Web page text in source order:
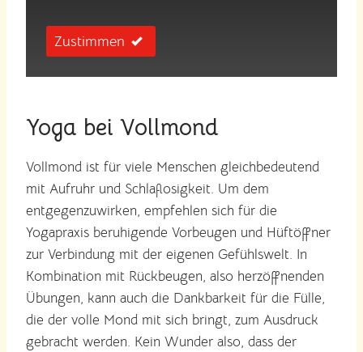
Zustimmen
Yoga bei Vollmond
Vollmond ist für viele Menschen gleichbedeutend
mit Aufruhr und Schlaflosigkeit. Um dem
entgegenzuwirken, empfehlen sich für die
Yogapraxis beruhigende Vorbeugen und Hüftöffner
zur Verbindung mit der eigenen Gefühlswelt. In
Kombination mit Rückbeugen, also herzöffnenden
Übungen, kann auch die Dankbarkeit für die Fülle,
die der volle Mond mit sich bringt, zum Ausdruck
gebracht werden. Kein Wunder also, dass der